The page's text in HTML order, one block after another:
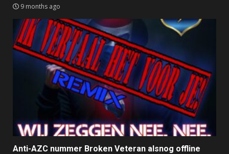
9 months ago
Anti-AZC nummer Broken Veteran alsnog offline